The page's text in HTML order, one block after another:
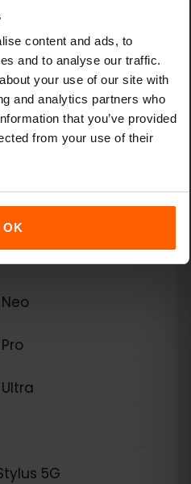
content and ads, to
and to analyse our traffic.
your use of our site with
and analytics partners who
that you’ve provided
from your use of their
OK
13 Pro Plus
*
5G